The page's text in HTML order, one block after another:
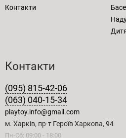
Контакти
Контакти
(095) 815-42-06
(063) 040-15-34
playtoy.info@gmail.com
м. Харків, пр-т Героїв Харкова, 94
Пн-Сб: 09:00 - 18:00